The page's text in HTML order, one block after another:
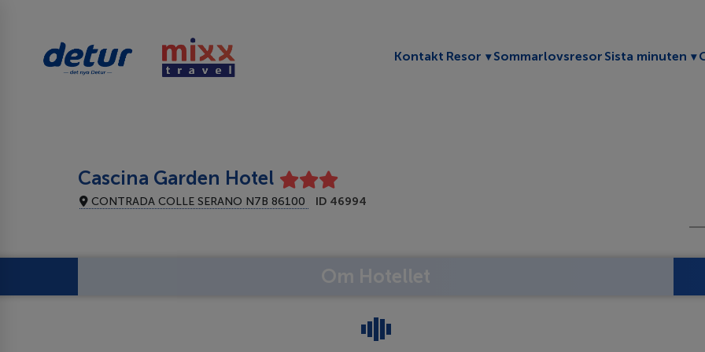
Kontakt Resor Toggle submenu
Sommarlovsresor Sista minuten
Cascina Garden Hotel
CONTRADA COLLE SERANO N7B 86100 ID 46994